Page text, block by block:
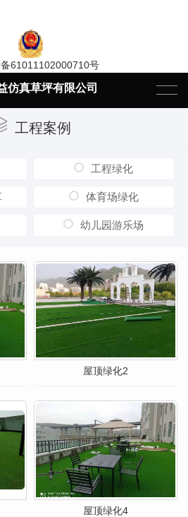
61011102000710号
仿真草坪有限公司
工程案例
工程绿化
体育场绿化
幼儿园游乐场
屋顶绿化2
屋顶绿化4